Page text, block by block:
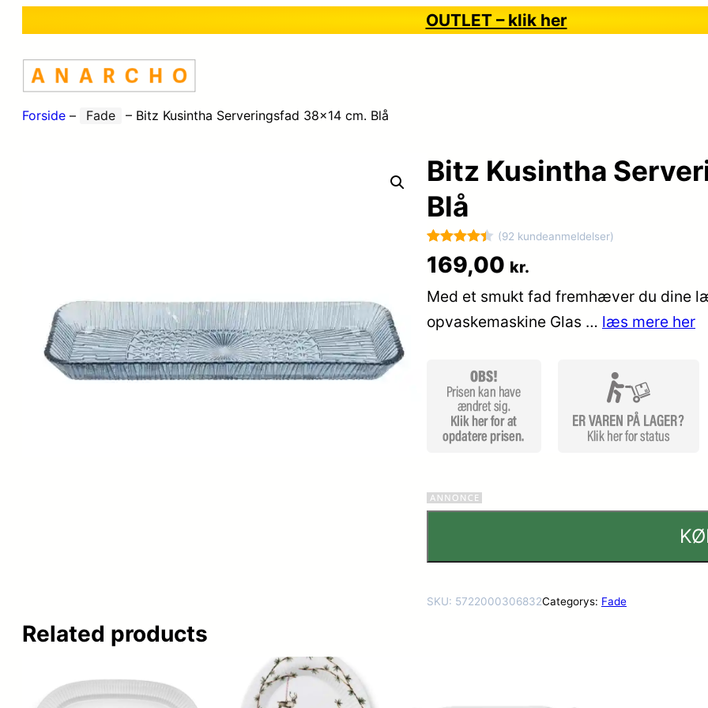
OUTLET – klik her
Forside – Fade – Bitz Kusintha Serveringsfad 38×14 cm. Blå
Bitz Kusintha
Blå
Bedømt
som4.4
ud af 5
på
92
mmelser
(92 kundeanmeldelser)
169,00 kr.
Med et smukt fad fremhæver du dine
opvaskemaskine Glas … læs mere her
SKU: 5722000306832Categorys: Fade
Related products